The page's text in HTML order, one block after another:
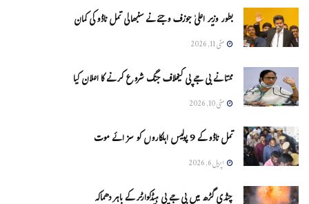
بطور وزیر اعلیٰ جوزف وجئے نے سنبھالی تمل ناڈو کی کمان
مئی 11, 2026
ممتا نے بی جے پی کیخلاف جنگ شروع کرنے کا اعلان کیا
مئی 10, 2026
تمل ناڈو کے 9 پولیس اہلکاروں کو سزائے موت
اپریل 6, 2026